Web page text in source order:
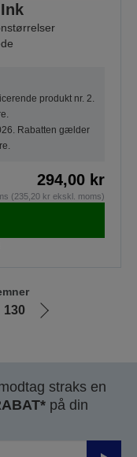
produkt nr. 2.
Rabatten gælder
294,00 kr
(235,20 kr ekskl. moms)
130
Gå
straks en
på din